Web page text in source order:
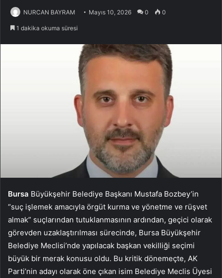
NURCAN BAYRAM Mayıs 10, 2026 0 0
1 dakika okuma süresi
Bursa Büyükşehir Belediye Başkanı Mustafa Bozbey’in
“suç işlemek amacıyla örgüt kurma ve yönetme ve rüşvet
almak” suçlarından tutuklanmasının ardından, geçici olarak
görevden uzaklaştırılması sürecinde, Bursa Büyükşehir
Belediye Meclisi’nde yapılacak başkan vekilliği seçimi
büyük bir merak konusu oldu. Bu kritik dönemeçte, AK
Parti’nin adayı olarak öne çıkan isim Belediye Meclis Üyesi